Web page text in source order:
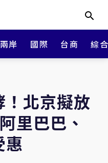
兩岸 國際 台商 綜
北京擬放
里巴巴、
惠